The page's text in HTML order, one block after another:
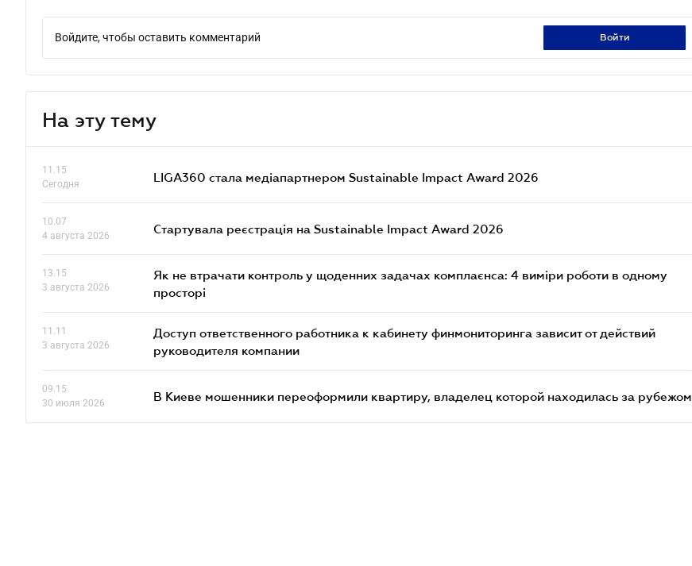
Войдите, чтобы оставить комментарий войти
На эту тему
11.15
Сегодня
LIGA360 стала медіапартнером Sustainable Impact Award 2026
10.07
4 августа 2026
Стартувала реєстрація на Sustainable Impact Award 2026
13.15
3 августа 2026
Як не втрачати контроль у щоденних задачах комплаєнса: 4 виміри роботи в одному
просторі
11.11
3 августа 2026
Доступ ответственного работника к кабинету финмониторинга зависит от действий
руководителя компании
09.15
30 июля 2026
В Киеве мошенники переоформили квартиру, владелец которой находилась за рубежом